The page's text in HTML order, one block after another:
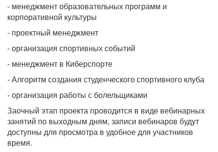
- менеджмент образовательных программ и
корпоративной культуры
- проектный менеджмент
- организация спортивных событий
- менеджмент в Киберспорте
- Алгоритм создания студенческого спортивного клуба
- организация работы с болельщиками
Заочный этап проекта проводится в виде вебинарных
занятий по выходным дням, записи вебинаров будут
доступны для просмотра в удобное для участников
время.